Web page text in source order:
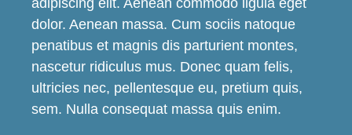
dolor. Aenean massa. Cum sociis natoque
penatibus et magnis dis parturient montes,
nascetur ridiculus mus. Donec quam felis,
ultricies nec, pellentesque eu, pretium quis,
sem. Nulla consequat massa quis enim.